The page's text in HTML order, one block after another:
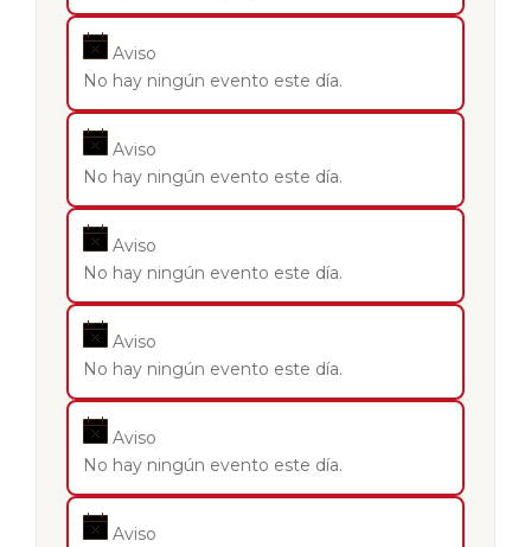
Aviso
No hay ningún evento este día.
Aviso
No hay ningún evento este día.
Aviso
No hay ningún evento este día.
Aviso
No hay ningún evento este día.
Aviso
No hay ningún evento este día.
Aviso